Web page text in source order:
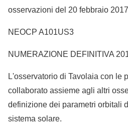
osservazioni del 20 febbraio 2017
NEOCP A101US3
NUMERAZIONE DEFINITIVA
L'osservatorio di Tavolaia con le
collaborato assieme agli altri
definizione dei parametri orbitali
sistema solare.